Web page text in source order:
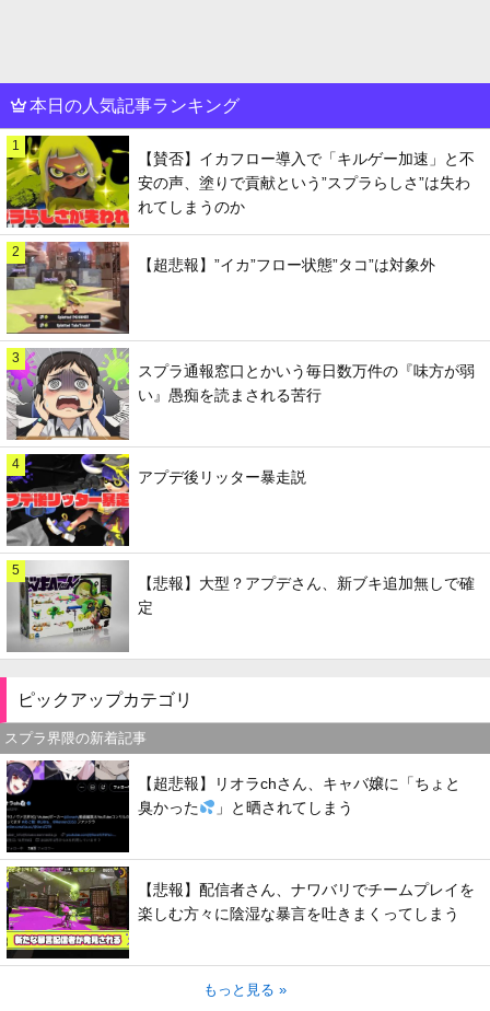
本日の人気記事ランキング
1
【賛否】イカフロー導入で「キルゲー加速」と不
安の声、塗りで貢献という”スプラらしさ”は失わ
れてしまうのか
2
【超悲報】”イカ”フロー状態”タコ”は対象外
3
スプラ通報窓口とかいう毎日数万件の『味方が弱
い』愚痴を読まされる苦行
4
アプデ後リッター暴走説
5
【悲報】大型？アプデさん、新ブキ追加無しで確
定
ピックアップカテゴリ
スプラ界隈の新着記事
【超悲報】リオラchさん、キャバ嬢に「ちょと
臭かった
」と晒されてしまう
【悲報】配信者さん、ナワバリでチームプレイを
楽しむ方々に陰湿な暴言を吐きまくってしまう
もっと見る »